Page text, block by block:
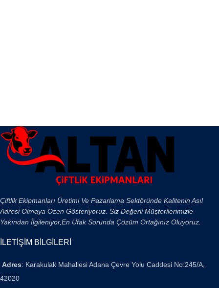
Çiftlik Ekipmanları Üretimi Ve Pazarlama Sektöründe Kalitenin Asıl
Adresi Olmaya Özen Gösteriyoruz. Siz Değerli Müşterilerimizle
Yakından İlgileniyor,En Ufak Sorunda Çözüm Ortağınız Oluyoruz.
İLETİŞİM BİLGİLERİ
Adres: Karakulak Mahallesi Adana Çevre Yolu Caddesi No:245/A,
42020